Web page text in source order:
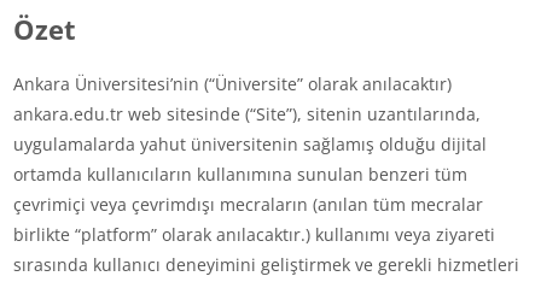
Özet
Ankara Üniversitesi’nin (“Üniversite” olarak anılacaktır)
ankara.edu.tr web sitesinde (“Site”), sitenin uzantılarında,
uygulamalarda yahut üniversitenin sağlamış olduğu dijital
ortamda kullanıcıların kullanımına sunulan benzeri tüm
çevrimiçi veya çevrimdışı mecraların (anılan tüm mecralar
birlikte “platform” olarak anılacaktır.) kullanımı veya ziyareti
sırasında kullanıcı deneyimini geliştirmek ve gerekli hizmetleri